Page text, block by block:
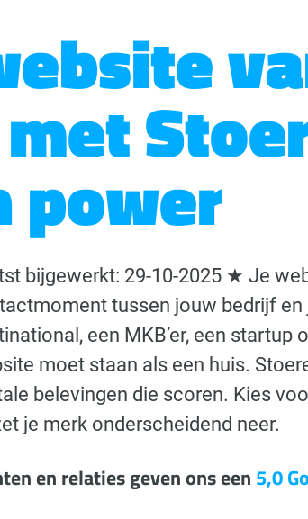
power
bijgewerkt: 29-10-2025 ★ Je
tussen jouw bedrijf en
een MKB’er, een
moet staan als een huis.
belevingen die scoren. Kies
je merk onderscheidend neer.
en relaties geven ons een 5,0